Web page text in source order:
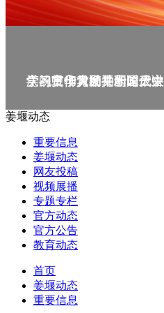
庆祝中华人民共和国成
学习贯彻党的二十届三
党的二十大精神理论大
学习宣传贯彻党的二十
学习贯彻习近平新时代
姜堰动态
重要信息
姜堰动态
网友投稿
视频展播
专题专栏
官方动态
官方公告
教育动态
首页
姜堰动态
重要信息